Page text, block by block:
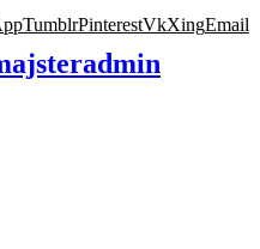
TumblrPinterestVkXingEmail